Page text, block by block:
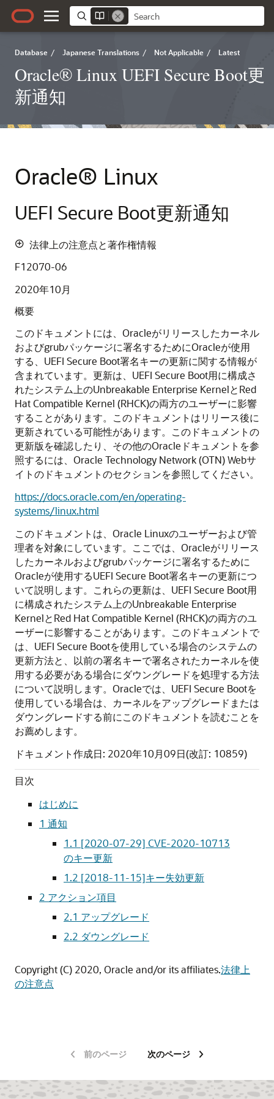
Database / Japanese Translations / Not Applicable / Latest
Oracle® Linux UEFI Secure Boot更
新通知
Oracle® Linux
UEFI Secure Boot更新通知
法律上の注意点と著作権情報
F12070-06
2020年10月
概要
このドキュメントには、Oracleがリリースしたカーネル
およびgrubパッケージに署名するためにOracleが使用
する、UEFI Secure Boot署名キーの更新に関する情報が
含まれています。更新は、UEFI Secure Boot用に構成さ
れたシステム上のUnbreakable Enterprise KernelとRed
Hat Compatible Kernel (RHCK)の両方のユーザーに影響
することがあります。このドキュメントはリリース後に
更新されている可能性があります。このドキュメントの
更新版を確認したり、その他のOracleドキュメントを参
照するには、Oracle Technology Network (OTN) Webサ
イトのドキュメントのセクションを参照してください。
https://docs.oracle.com/en/operating-
systems/linux.html
このドキュメントは、Oracle Linuxのユーザーおよび管
理者を対象にしています。ここでは、Oracleがリリース
したカーネルおよびgrubパッケージに署名するために
Oracleが使用するUEFI Secure Boot署名キーの更新につ
いて説明します。これらの更新は、UEFI Secure Boot用
に構成されたシステム上のUnbreakable Enterprise
KernelとRed Hat Compatible Kernel (RHCK)の両方のユ
ーザーに影響することがあります。このドキュメントで
は、UEFI Secure Bootを使用している場合のシステムの
更新方法と、以前の署名キーで署名されたカーネルを使
用する必要がある場合にダウングレードを処理する方法
について説明します。Oracleでは、UEFI Secure Bootを
使用している場合は、カーネルをアップグレードまたは
ダウングレードする前にこのドキュメントを読むことを
お薦めします。
ドキュメント作成日: 2020年10月09日(改訂: 10859)
目次
はじめに
1 通知
1.1 [2020-07-29] CVE-2020-10713
のキー更新
1.2 [2018-11-15]キー失効更新
2 アクション項目
2.1 アップグレード
2.2 ダウングレード
Copyright (C) 2020, Oracle and/or its affiliates.法律上
の注意点
前のページ 次のページ